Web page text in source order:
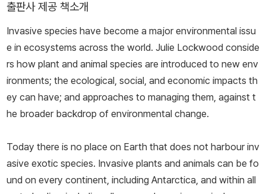
출판사 제공 책소개
Invasive species have become a major environmental issu
e in ecosystems across the world. Julie Lockwood conside
rs how plant and animal species are introduced to new env
ironments; the ecological, social, and economic impacts th
ey can have; and approaches to managing them, against t
he broader backdrop of environmental change.
Today there is no place on Earth that does not harbour inv
asive exotic species. Invasive plants and animals can be fo
und on every continent, including Antarctica, and within all